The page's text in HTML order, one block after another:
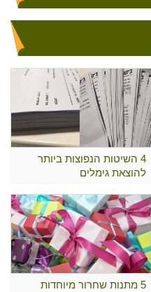
4 השיטות הנפוצות ביותר
להוצאת גימלים
5 מתנות שחרור מיוחדות